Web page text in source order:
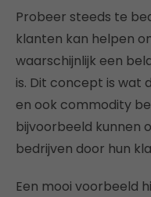
Probeer steeds te
klanten kan helpen
waarschijnlijk een
is. Dit concept is wat
en ook commodity
bijvoorbeeld kunnen
bedrijven door hun
Een mooi voorbeeld